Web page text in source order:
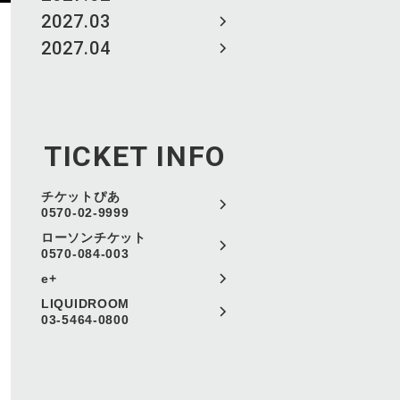
2027.03
2027.04
TICKET INFO
チケットぴあ
0570-02-9999
ローソンチケット
0570-084-003
e+
LIQUIDROOM
03-5464-0800